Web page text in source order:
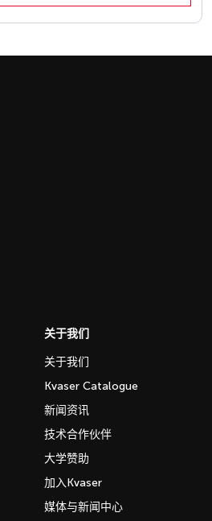
关于我们
关于我们
Kvaser Catalogue
新闻资讯
技术合作伙伴
大学赞助
加入Kvaser
媒体与新闻中心